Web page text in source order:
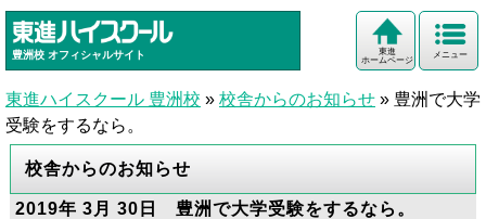
豊洲校 オフィシャルサイト メニュー
東進
ホームページ
東進ハイスクール 豊洲校 » 校舎からのお知らせ » 豊洲で大学
受験をするなら。
校舎からのお知らせ
2019年 3月 30日 豊洲で大学受験をするなら。